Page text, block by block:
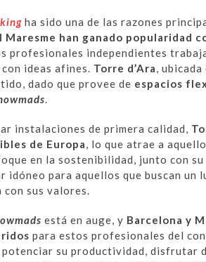
ha sido una de las razones
han ganado popularidad
profesionales independientes
ideas afines. Torre d’Ara,
dado que provee de espacios
.
instalaciones de primera calidad,
de Europa, lo que atrae a
en la sostenibilidad, junto con
idóneo para aquellos que buscan un
con sus valores.
está en auge, y Barcelona y
para estos profesionales del
potenciar su productividad, disfrutar